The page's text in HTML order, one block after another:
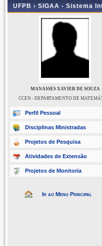
UFPB › SIGAA - Sistema
MANASSES XAVIER DE SOUZA
CCEN - DEPARTAMENTO DE
Perfil Pessoal
Disciplinas Ministradas
Projetos de Pesquisa
Atividades de Extensão
Projetos de Monitoria
Ir ao Menu Principal